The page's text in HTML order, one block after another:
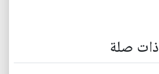
ذات صلة